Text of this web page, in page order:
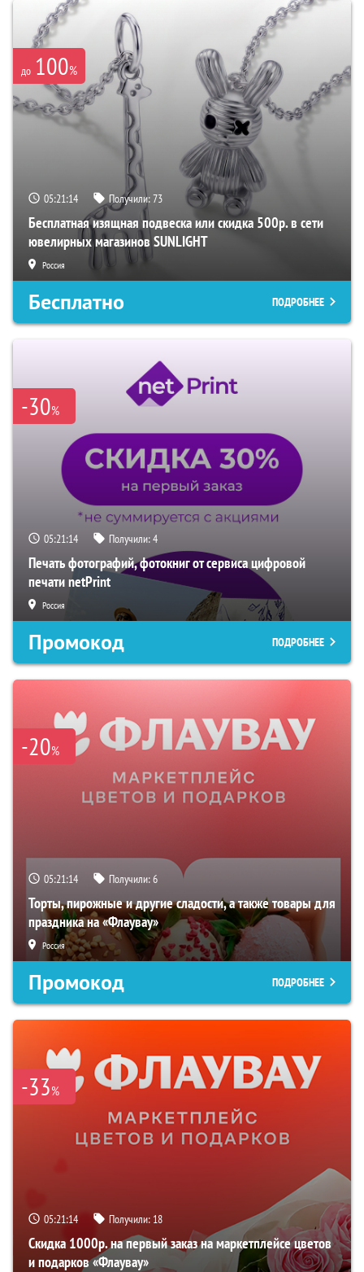
до 100%
05:21:13 Получили:73
Бесплатная изящная подвеска или скидка 500р. в сети
ювелирных магазинов SUNLIGHT
Россия
Бесплатно ПОДРОБНЕЕ
-30%
05:21:13 Получили:4
Печать фотографий, фотокниг от сервиса цифровой
печати netPrint
Россия
Промокод ПОДРОБНЕЕ
-20%
05:21:13 Получили:6
Торты, пирожные и другие сладости, а также товары для
праздника на «Флаувау»
Россия
Промокод ПОДРОБНЕЕ
-33%
05:21:13 Получили: 18
Скидка 1000р. на первый заказ на маркетплейсе цветов
и подарков «Флаувау»